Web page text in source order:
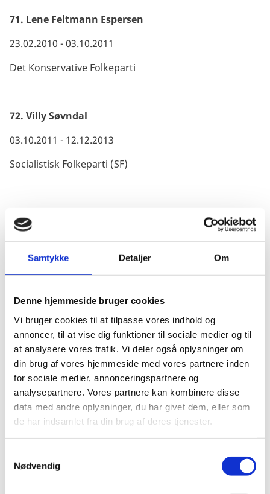
Samtykke Detaljer Om
Denne hjemmeside bruger cookies
Vi bruger cookies til at tilpasse vores indhold og
annoncer, til at vise dig funktioner til sociale medier og til
at analysere vores trafik. Vi deler også oplysninger om
din brug af vores hjemmeside med vores partnere inden
for sociale medier, annonceringspartnere og
analysepartnere. Vores partnere kan kombinere disse
data med andre oplysninger, du har givet dem, eller som
de har indsamlet fra din brug af deres tjenester.
Nødvendig
71. Lene Feltmann Espersen
23.02.2010 - 03.10.2011
Det Konservative Folkeparti
72. Villy Søvndal
03.10.2011 - 12.12.2013
Socialistisk Folkeparti (SF)
Socialistisk Folkeparti (SF)
74. Martin Lidegaard
03.02.2014 - 28.06.2015
Det Radikale Venstre
75. Kristian Jensen